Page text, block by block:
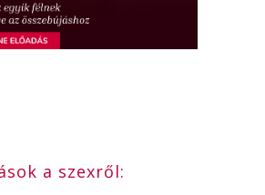
a szexről: